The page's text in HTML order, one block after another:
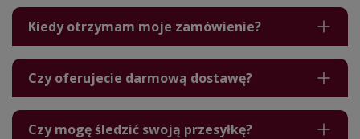
Kiedy otrzymam moje zamówienie?
Czy oferujecie darmową dostawę?
Czy mogę śledzić swoją przesyłkę?